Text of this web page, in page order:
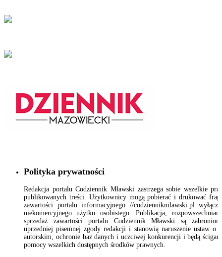
Polityka prywatności
Redakcja portalu Codziennik Mławski zastrzega sobie wszelkie
publikowanych treści. Użytkownicy mogą pobierać i drukować
zawartości portalu informacyjnego //codziennikmlawski.pl
niekomercyjnego użytku osobistego. Publikacja,
sprzedaż zawartości portalu Codziennik Mławski są
uprzedniej pisemnej zgody redakcji i stanowią naruszenie ustaw o
autorskim, ochronie baz danych i uczciwej konkurencji i będą
pomocy wszelkich dostępnych środków prawnych.